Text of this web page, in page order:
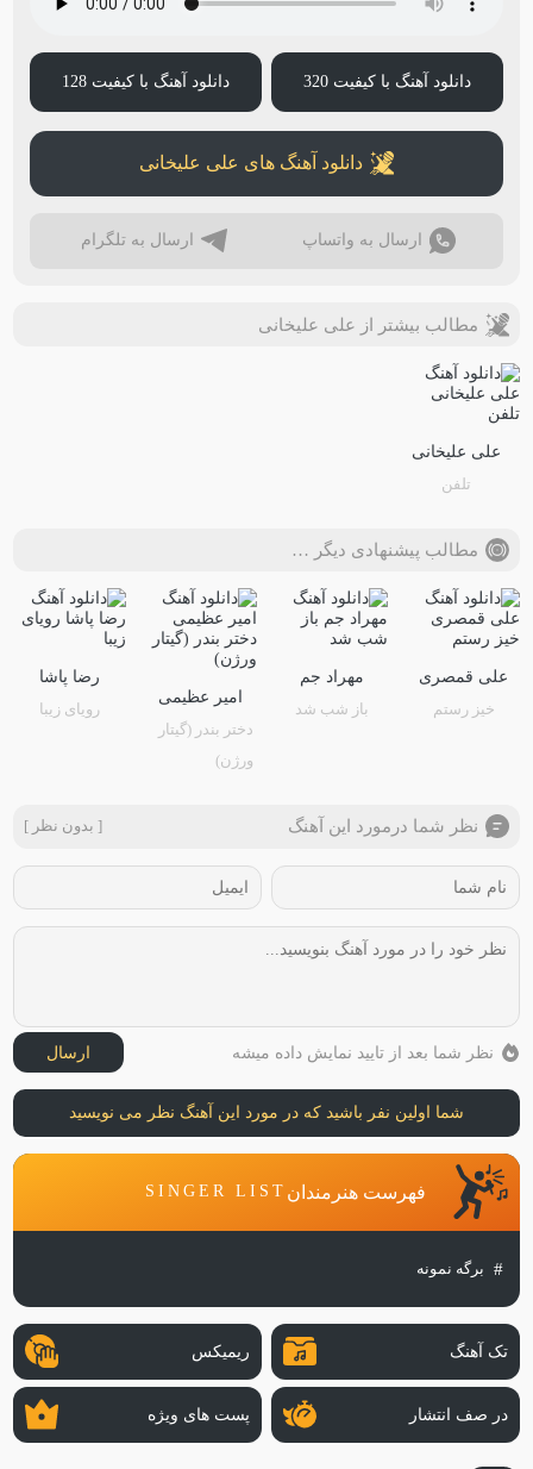
دانلود آهنگ با کیفیت 320 دانلود آهنگ با کیفیت 128
دانلود آهنگ های علی علیخانی
ارسال به واتساپ ارسال به تلگرام
مطالب بیشتر از علی علیخانی
علی علیخانی
تلفن
مطالب پیشنهادی دیگر …
علی قمصری
خیز رستم
مهراد جم
باز شب شد
امیر عظیمی
دختر بندر (گیتار
ورژن)
رضا پاشا
رویای زیبا
نظر شما درمورد این آهنگ [ بدون نظر ]
نظر شما بعد از تایید نمایش داده میشه ارسال
شما اولین نفر باشید که در مورد این آهنگ نظر می نویسید
فهرست هنرمندان SINGER LIST
برگه نمونه
تک آهنگ ریمیکس
در صف انتشار پست های ویژه